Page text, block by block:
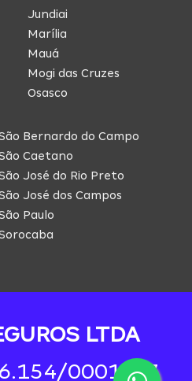
Jundiai
Marília
Mauá
Mogi das Cruzes
Osasco
Bernardo do Campo
Caetano
José do Rio Preto
José dos Campos
Paulo
LTDA
0001-97